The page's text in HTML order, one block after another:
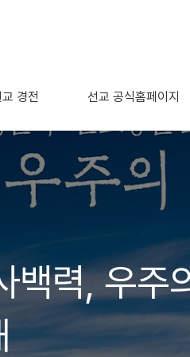
경전 선교 공식홈페이지
백력, 우주